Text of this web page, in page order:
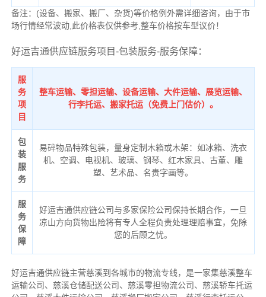
备注：(设备、搬家、搬厂、杂货)等价格例外需详细咨询，由于市
场行情经常波动,此价格表仅供参考,整车价格按车型议价！
好运吉通供应链服务项目-包装服务-服务保障：
服
务
项
目
整车运输、零担运输、设备运输、大件运输、展览运输、
行李托运、搬家托运（免费上门估价）。
包
装
服
务
易碎物品特殊包装，量身定制木箱或木架：如冰箱、洗衣
机、空调、电视机、玻璃、钢琴、红木家具、古董、雕
塑、艺术品、名贵字画等。
服
务
保
障
好运吉通供应链公司与多家保险公司保持长期合作，一旦
凉山方向货物出险将有专人全程负责处理理赔事宜，免除
您的后顾之忧。
好运吉通供应链主营慈溪到各城市的物流专线，是一家集慈溪整车
运输公司、慈溪仓储配送公司、慈溪零担物流公司、慈溪轿车托运